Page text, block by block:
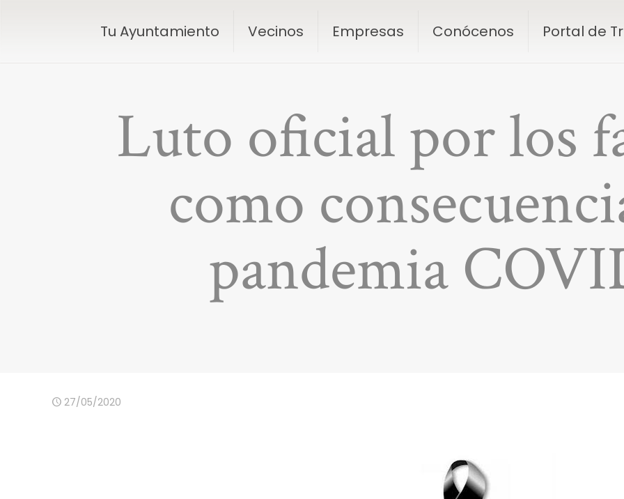
Tu Ayuntamiento Vecinos Empresas Conócenos Portal de
Luto oficial por los
como
pandemia
27/05/2020